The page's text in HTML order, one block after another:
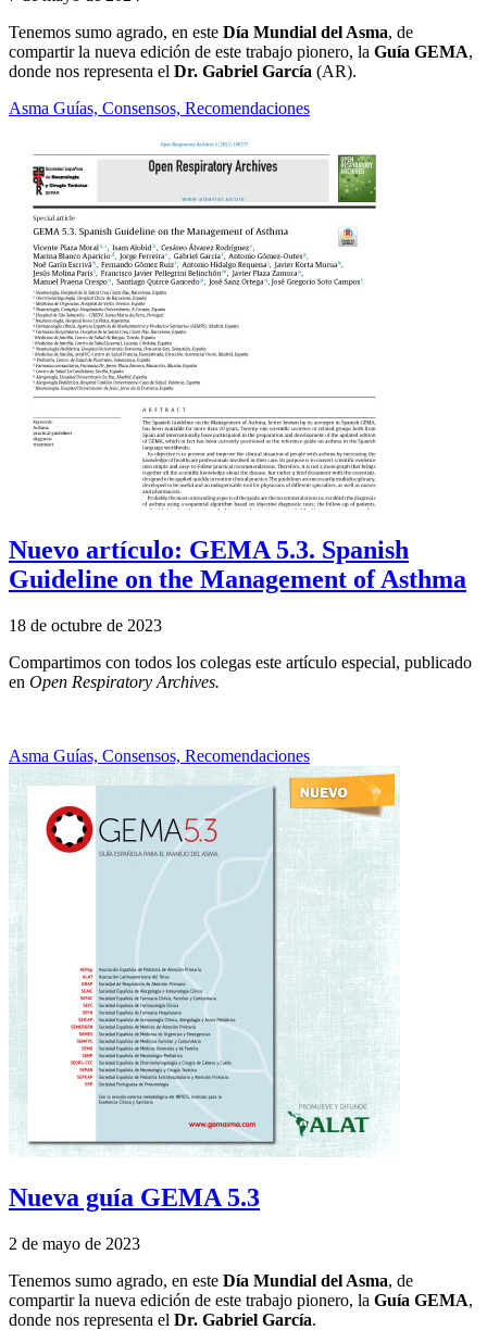
Tenemos sumo agrado, en este Día Mundial del Asma, de
compartir la nueva edición de este trabajo pionero, la Guía GEMA,
donde nos representa el Dr. Gabriel García (AR).
Asma Guías, Consensos, Recomendaciones
Nuevo artículo: GEMA 5.3. Spanish
Guideline on the Management of Asthma
18 de octubre de 2023
Compartimos con todos los colegas este artículo especial, publicado
en Open Respiratory Archives.
Asma Guías, Consensos, Recomendaciones
Nueva guía GEMA 5.3
2 de mayo de 2023
Tenemos sumo agrado, en este Día Mundial del Asma, de
compartir la nueva edición de este trabajo pionero, la Guía GEMA,
donde nos representa el Dr. Gabriel García.